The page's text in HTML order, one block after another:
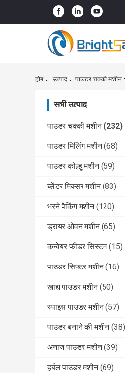
होम उत्पाद पाउडर चक्की मशीन
सभी उत्पाद
पाउडर चक्की मशीन (232)
पाउडर मिलिंग मशीन (68)
पाउडर कोल्हू मशीन (59)
ब्लेंडर मिक्सर मशीन (83)
भरने पैकिंग मशीन (120)
ड्रायर ओवन मशीन (65)
कन्वेयर फीडर सिस्टम (15)
पाउडर सिफ्टर मशीन (16)
खाद्य पाउडर मशीन (50)
स्पाइस पाउडर मशीन (57)
पाउडर बनाने की मशीन (38)
अनाज पाउडर मशीन (39)
हर्बल पाउडर मशीन (69)